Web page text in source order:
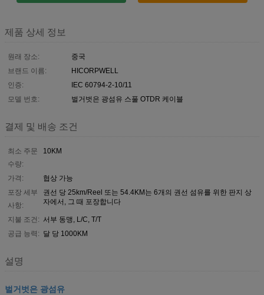
제품 상세 정보
원래 장소:
중국
브랜드 이름:
HICORPWELL
인증:
IEC 60794-2-10/11
모델 번호:
벌거벗은 광섬유 스풀 OTDR 케이블
결제 및 배송 조건
최소 주문
수량:
10KM
가격:
협상 가능
포장 세부
사항:
권선 당 25km/Reel 또는 54.4KM는 6개의 권선 섬유를 위한 판지 상
자에서, 그 때 포장합니다
지불 조건: 서부 동맹, L/C, T/T
공급 능력: 달 당 1000KM
설명
벌거벗은 광섬유